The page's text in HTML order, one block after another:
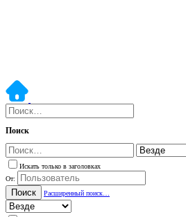
Поиск
Искать только в заголовках
От:
Поиск Расширенный поиск…